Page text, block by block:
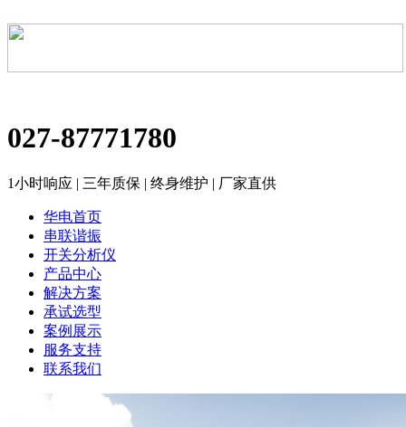
027-87771780
1小时响应 | 三年质保 | 终身维护 | 厂家直供
华电首页
串联谐振
开关分析仪
产品中心
解决方案
承试选型
案例展示
服务支持
联系我们